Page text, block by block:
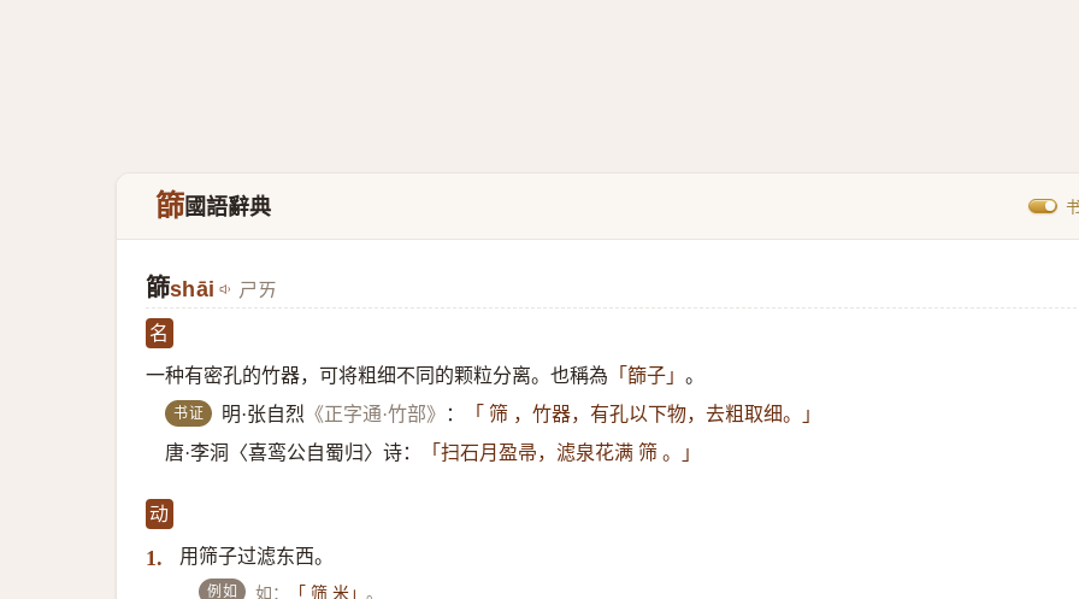
篩國語辭典
篩shāi ㄕㄞ
名
一种有密孔的竹器，可将粗细不同的颗粒分离。也稱為 「篩子」 。
书证 明·张自烈 《正字通·竹部》 ：
「 筛 ，竹器，有孔以下物，去粗取细。」
唐·李洞〈喜鸾公自蜀归〉诗：
「扫石月盈帚，滤泉花满 筛 。」
动
1. 用筛子过滤东西。
例如 如： 「 筛 米」。